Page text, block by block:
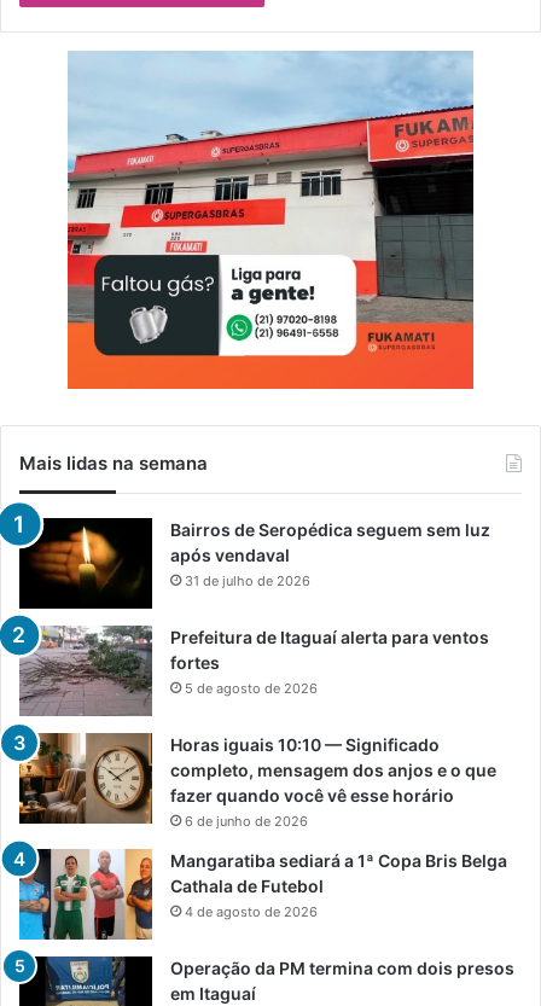
Mais lidas na semana
Bairros de Seropédica seguem sem luz
após vendaval
31 de julho de 2026
Prefeitura de Itaguaí alerta para ventos
fortes
5 de agosto de 2026
Horas iguais 10:10 — Significado
completo, mensagem dos anjos e o que
fazer quando você vê esse horário
6 de junho de 2026
Mangaratiba sediará a 1ª Copa Bris Belga
Cathala de Futebol
4 de agosto de 2026
Operação da PM termina com dois presos
em Itaguaí